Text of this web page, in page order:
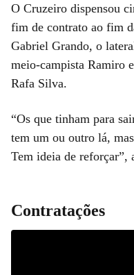
O Cruzeiro dispensou
fim de contrato ao fim
Gabriel Grando, o
meio-campista Ramiro
Rafa Silva.
“Os que tinham para
tem um ou outro lá,
Tem ideia de reforçar”,
Contratações